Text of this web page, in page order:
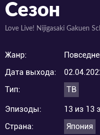
Сезон
Love Live! Nijigasaki Gakuen
Жанр:
Дата выхода:
Тип:
ТВ
Эпизоды:
13 из 13
Страна:
Япония